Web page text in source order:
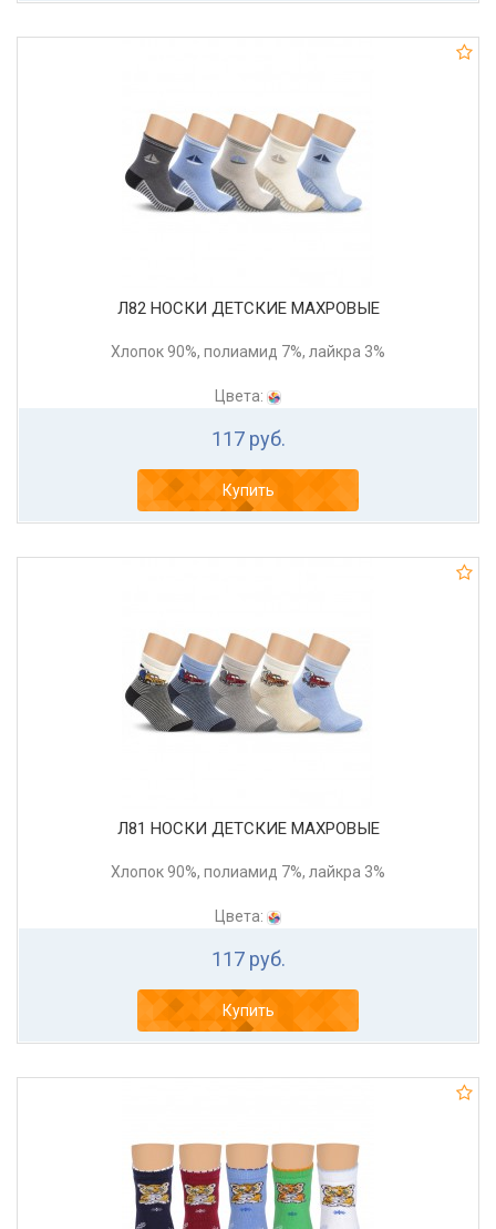
Л82 НОСКИ ДЕТСКИЕ МАХРОВЫЕ
Хлопок 90%, полиамид 7%, лайкра 3%
Цвета:
117 руб.
Купить
Л81 НОСКИ ДЕТСКИЕ МАХРОВЫЕ
Хлопок 90%, полиамид 7%, лайкра 3%
Цвета:
117 руб.
Купить